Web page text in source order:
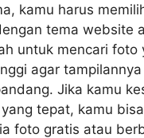
kamu harus
tema website
untuk mencari foto
agar
Jika kamu
tepat, kamu
foto gratis atau